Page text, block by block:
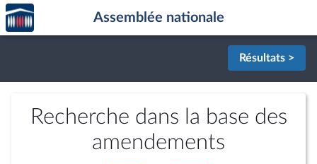
Aller au contenu
Aller en bas de la page
Accèder
à la
page
Assemblée nationale
Résultats >
Recherche dans la base des
amendements